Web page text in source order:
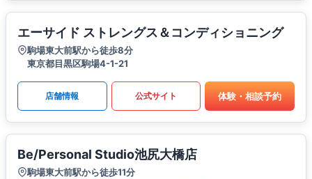
エーサイド ストレングス＆コンディショニング
駒場東大前駅から徒歩8分
東京都目黒区駒場4-1-21
店舗情報 公式サイト 体験・相談予約
Be/Personal Studio池尻大橋店
駒場東大前駅から徒歩11分